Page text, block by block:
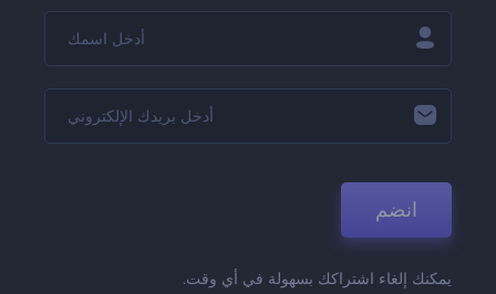
انضم
يمكنك إلغاء اشتراكك بسهولة في أي وقت.